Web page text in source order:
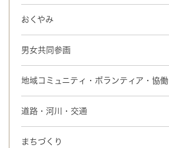
おくやみ
男女共同参画
地域コミュニティ・ボランティア・協働
道路・河川・交通
まちづくり